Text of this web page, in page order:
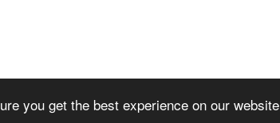
you get the best experience on our website